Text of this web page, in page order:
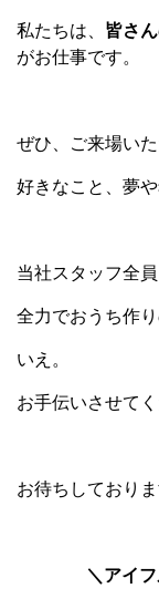
私たちは、 皆さ
がお仕事です。
ぜひ、ご来場いた
好きなこと、夢
当社スタッフ全員
全力でおうち作
いえ。
お手伝いさせてく
お待ちしており
＼アイ